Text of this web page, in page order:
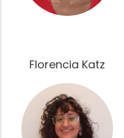
Florencia Katz
Fotografía